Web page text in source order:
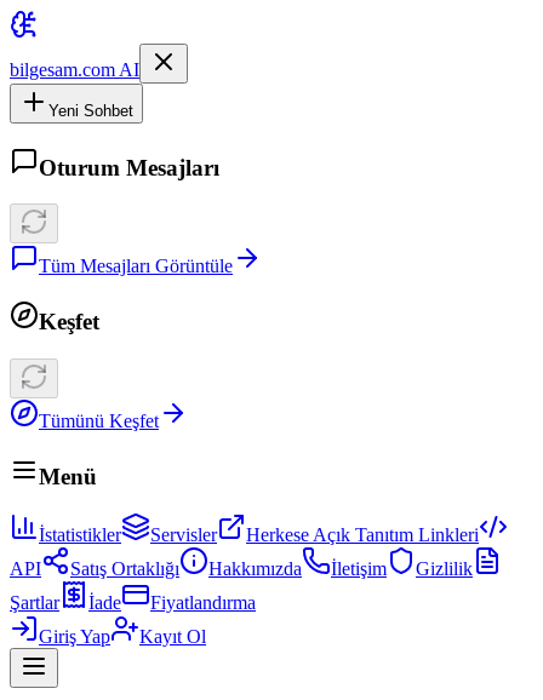
bilgesam.com AI
Yeni Sohbet
Oturum Mesajları
Tüm Mesajları Görüntüle
Keşfet
Tümünü Keşfet
Menü
İstatistikler Servisler
Herkese Açık Tanıtım Linkleri
API
Satış Ortaklığı Hakkımızda İletişim
Gizlilik
Şartlar
İade
Fiyatlandırma
Giriş Yap
Kayıt Ol